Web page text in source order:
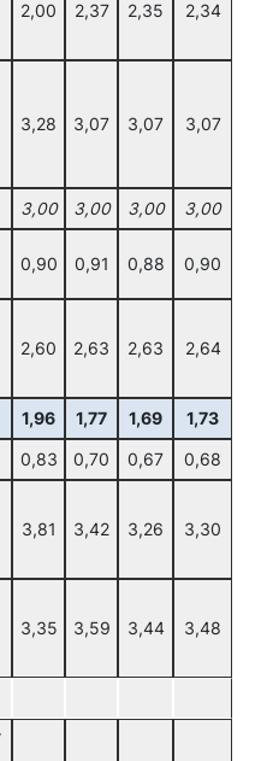
2,00 2,37 2,35 2,34
3,28 3,07 3,07 3,07
3,00 3,00 3,00 3,00
0,90 0,91 0,88 0,90
2,60 2,63 2,63 2,64
1,96 1,77 1,69 1,73
0,83 0,70 0,67 0,68
3,81 3,42 3,26 3,30
3,35 3,59 3,44 3,48